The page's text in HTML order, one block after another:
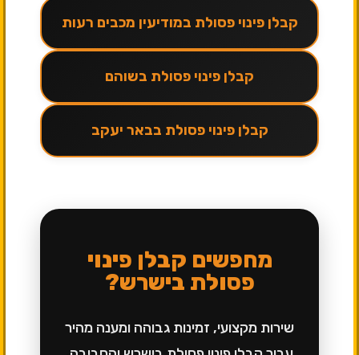
קבלן פינוי פסולת במודיעין מכבים רעות
קבלן פינוי פסולת בשוהם
קבלן פינוי פסולת בבאר יעקב
מחפשים קבלן פינוי
פסולת בישרש?
שירות מקצועי, זמינות גבוהה ומענה מהיר